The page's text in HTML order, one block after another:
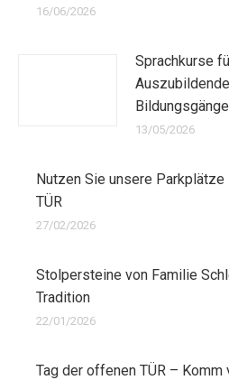
16/06/2026
Sprachkurse
13/05/2026
Nutzen Sie unsere Parkplätze
TÜR
27/02/2026
Stolpersteine von Familie
Tradition
22/01/2026
Tag der offenen TÜR – Komm